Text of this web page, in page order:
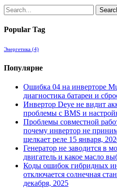
Popular Tag
Энергетика (4)
Популярне
Ошибка 04 на инверторе
диагностика батареи и
Инвертор Deye не видит
проблемы с BMS и
Проблемы совместной
почему инвертор не
щелкает реле 15 января,
Генератор не заводится в
двигатель и какое масло
Коды ошибок гибридных
отключается солнечная
декабря, 2025